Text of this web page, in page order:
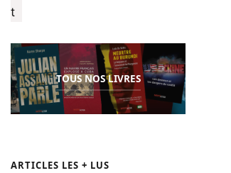
TOUS NOS LIVRES
ARTICLES LES + LUS